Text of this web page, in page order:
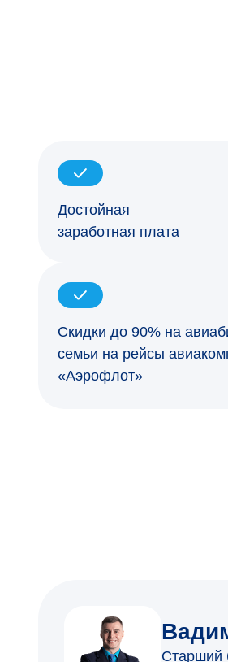
Достойная
заработная плата
Скидки до 90% на
семьи на рейсы
«Аэрофлот»
Старший